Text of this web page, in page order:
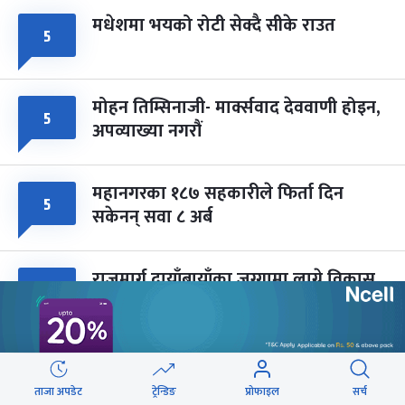
५ मधेशमा भयको रोटी सेक्दै सीके राउत
५ मोहन तिम्सिनाजी- मार्क्सवाद देववाणी होइन,
अपव्याख्या नगरौं
५ महानगरका १८७ सहकारीले फिर्ता दिन
सकेनन् सवा ८ अर्ब
४ राजमार्ग दायाँबायाँका जग्गामा लाग्ने विकास
कर ५ प्रतिशत बिन्दु बढाइँदै
३ सिरहामा ज्यान गुमाएका यादवको घटनाबारे
छानबिन गर्न समिति गठन
ताजा अपडेट ट्रेन्डिङ प्रोफाइल सर्च